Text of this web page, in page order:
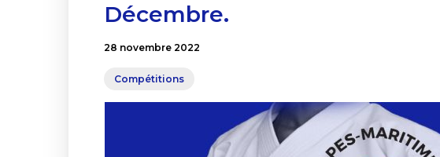
Décembre.
28 novembre 2022
Compétitions